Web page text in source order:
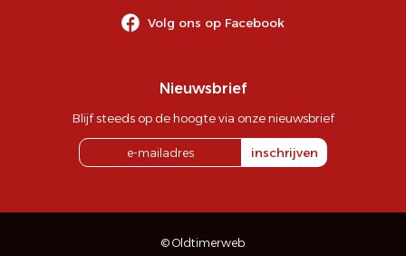
Volg ons op Facebook
Nieuwsbrief
Blijf steeds op de hoogte via onze nieuwsbrief
inschrijven
© Oldtimerweb